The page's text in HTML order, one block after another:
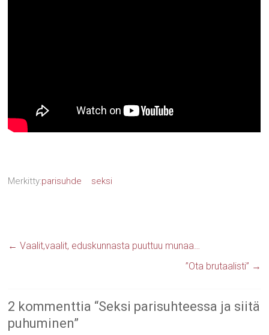
Merkitty:parisuhde seksi
← Vaalit,vaalit, eduskunnasta puuttuu munaa…
”Ota brutaalisti” →
2 kommenttia “Seksi parisuhteessa ja siitä
puhuminen”